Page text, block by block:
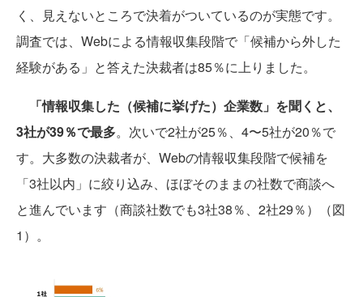
く、見えないところで決着がついているのが実態です。
調査では、Webによる情報収集段階で「候補から外した
経験がある」と答えた決裁者は85％に上りました。
「情報収集した（候補に挙げた）企業数」を聞くと、
3社が39％で最多。次いで2社が25％、4〜5社が20％で
す。大多数の決裁者が、Webの情報収集段階で候補を
「3社以内」に絞り込み、ほぼそのままの社数で商談へ
と進んでいます（商談社数でも3社38％、2社29％）（図
1）。